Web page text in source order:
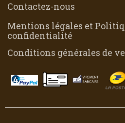
Contactez-nous
Mentions légales et
confidentialité
Conditions générales de